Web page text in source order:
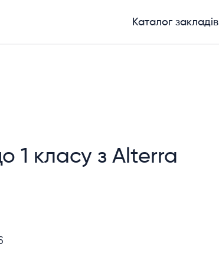
Каталог закладів
1 класу з Alterra